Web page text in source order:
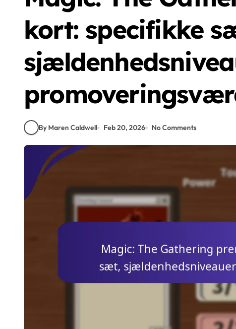
kort: specifikke
By Maren Caldwell Feb 20, 2026 No Comments